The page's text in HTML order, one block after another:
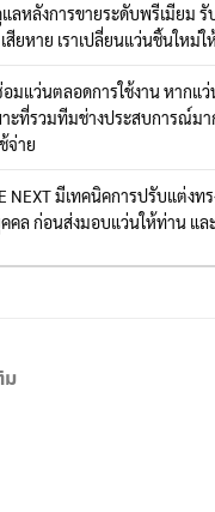
ลหลังการขายระดับพรีเมียม
สียหาย เราเปลี่ยนแว่นชิ้นใหม่
มแว่นตลอดการใช้งาน หากแว่
ะที่รวมทีมช่างประสบการณ์ม
จ่าย
NEXT มีเทคนิคการปรับแต่ง
คล ก่อนส่งมอบแว่นให้ท่าน แ
ม